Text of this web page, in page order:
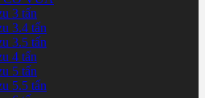
3 tấn
3.4 tấn
3.5 tấn
4 tấn
5 tấn
5.5 tấn